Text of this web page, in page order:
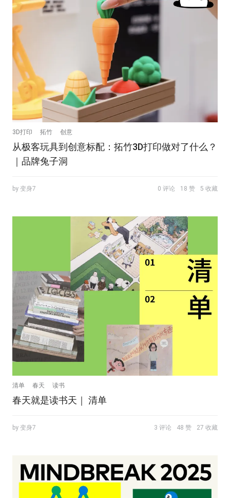
3D打印 拓竹 创意
从极客玩具到创意标配：拓竹3D打印做对了什么？
｜品牌兔子洞
by 变身7 0 评论 18 赞 5 收藏
清单 春天 读书
春天就是读书天｜ 清单
by 变身7 3 评论 48 赞 27 收藏